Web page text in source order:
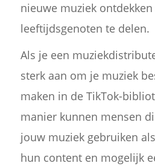
nieuwe muziek
leeftijdsgenoten te delen.
Als je een
sterk aan om je muziek
maken in de TikTok-
manier kunnen mensen
jouw muziek gebruiken
hun content en mogelijk